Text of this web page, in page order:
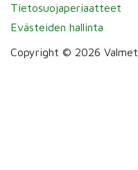
Tietosuojaperiaatteet
Evästeiden hallinta
Copyright © 2026 Valmet